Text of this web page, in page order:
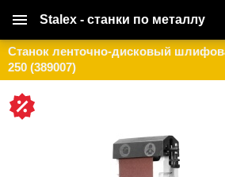
Stalex - станки по металлу
Станок ленточно-дисковый
250 (389007)